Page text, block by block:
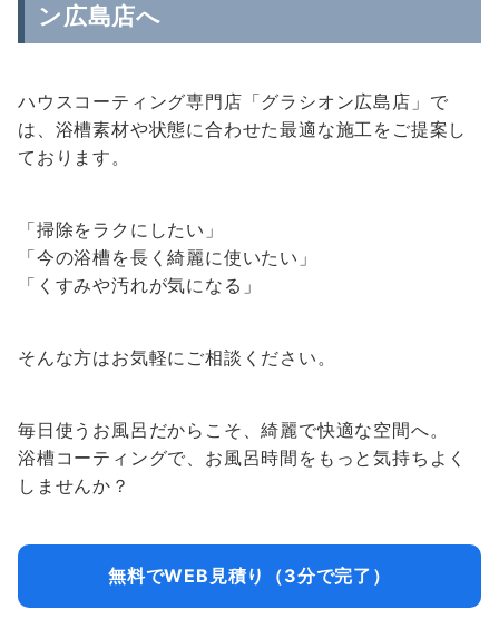
ン広島店へ
ハウスコーティング専門店「グラシオン広島店」で
は、浴槽素材や状態に合わせた最適な施工をご提案し
ております。
「掃除をラクにしたい」
「今の浴槽を長く綺麗に使いたい」
「くすみや汚れが気になる」
そんな方はお気軽にご相談ください。
毎日使うお風呂だからこそ、綺麗で快適な空間へ。
浴槽コーティングで、お風呂時間をもっと気持ちよく
しませんか？
無料でWEB見積り（3分で完了）